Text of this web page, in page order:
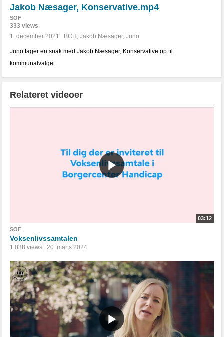
Jakob Næsager, Konservative.mp4
SOF
333 views
1. december 2021
BCH , Jakob Næsager, Juno
Juno tager en snak med Jakob Næsager, Konservative op til
kommunalvalget.
Relateret videoer
03:12
SOF
Voksenlivssamtalen
1.838 views 20. marts 2024